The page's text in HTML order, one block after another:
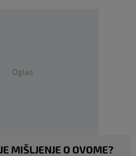
Oglas
MIŠLJENJE O OVOME?